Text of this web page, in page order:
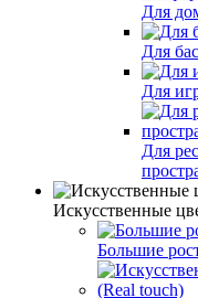
Для
Для
Для
Для
Искусственные
Большие